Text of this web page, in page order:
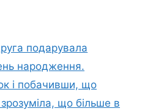
подарувала
народження.
і побачивши, що
що більше в